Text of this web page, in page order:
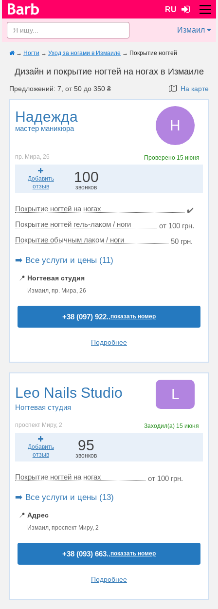
RU
Измаил
→ Ногти → Уход за ногами в Измаиле → Покрытие ногтей
Дизайн и покрытие ногтей на ногах в Измаиле
Предложений: 7, от 50 до 350 ₴ На карте
Надежда
мастер маникюра Н
пр. Мира, 26 Проверено 15 июня
Добавить
отзыв
100
звонков
Покрытие ногтей на ногах
✔️
Покрытие ногтей гель-лаком / ноги
от 100 грн.
Покрытие обычным лаком / ноги
50 грн.
➡️ Все услуги и цены (11)
📍 Ногтевая студия
Измаил, пр. Мира, 26
+38 (097) 922..показать номер
Подробнее
Leo Nails Studio
Ногтевая студия
L
проспект Миру, 2 Заходил(а) 15 июня
Добавить
отзыв
95
звонков
Покрытие ногтей на ногах от 100 грн.
➡️ Все услуги и цены (13)
📍 Адрес
Измаил, проспект Миру, 2
+38 (093) 663..показать номер
Подробнее